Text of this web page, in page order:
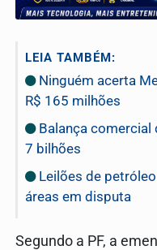
LEIA TAMBÉM:
Ninguém acerta
R$ 165 milhões
Balança comercial
7 bilhões
Leilões de
áreas em disputa
Segundo a PF, a